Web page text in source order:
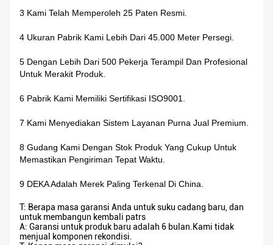
3 Kami Telah Memperoleh 25 Paten Resmi.
4 Ukuran Pabrik Kami Lebih Dari 45.000 Meter Persegi.
5 Dengan Lebih Dari 500 Pekerja Terampil Dan Profesional
Untuk Merakit Produk.
6 Pabrik Kami Memiliki Sertifikasi ISO9001.
7 Kami Menyediakan Sistem Layanan Purna Jual Premium.
8 Gudang Kami Dengan Stok Produk Yang Cukup Untuk
Memastikan Pengiriman Tepat Waktu.
9 DEKA Adalah Merek Paling Terkenal Di China.
T: Berapa masa garansi Anda untuk suku cadang baru, dan
untuk membangun kembali patrs
A: Garansi untuk produk baru adalah 6 bulan.Kami tidak
menjual komponen rekondisi.